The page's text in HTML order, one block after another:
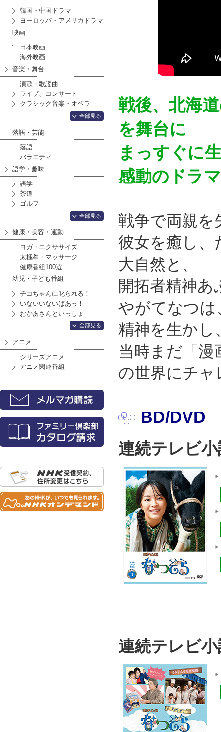
韓国・中国ドラマ
ヨーロッパ・アメリカドラマ
映画
日本映画
海外映画
音楽・舞台
演歌・歌謡曲
ライブ、コンサート
クラシック音楽・オペラ
全部見る
落語・芸能
落語
バラエティ
語学・趣味
語学
茶道
ゴルフ
全部見る
健康・美容・運動
ヨガ・エクササイズ
太極拳・マッサージ
健康番組100選
幼児・子ども番組
チコちゃんに叱られる！
いないいないばあっ！
おかあさんといっしょ
全部見る
アニメ
シリーズアニメ
アニメ関連番組
戦後、北海
を舞台に
まっすぐに
感動のドラマ
戦争で両親を
彼女を癒し、
大自然と、
開拓者精神
やがてなつは
精神を生かし
当時まだ「
の世界にチ
BD/DVD
連続テレビ
連続テレビ